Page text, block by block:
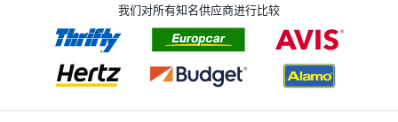
我们对所有知名供应商进行比较